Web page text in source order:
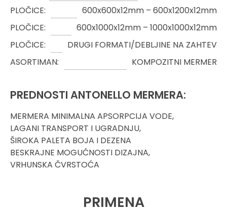
PLOČICE:
600x600x12mm – 600x1200x12mm
PLOČICE:
600x1000x12mm – 1000x1000x12mm
PLOČICE:
DRUGI FORMATI/DEBLJINE NA ZAHTEV
ASORTIMAN:
KOMPOZITNI MERMER
PREDNOSTI ANTONELLO MERMERA:
MERMERA MINIMALNA APSORPCIJA VODE,
LAGANI TRANSPORT I UGRADNJU,
ŠIROKA PALETA BOJA I DEZENA
BESKRAJNE MOGUĆNOSTI DIZAJNA,
VRHUNSKA ČVRSTOĆA
PRIMENA